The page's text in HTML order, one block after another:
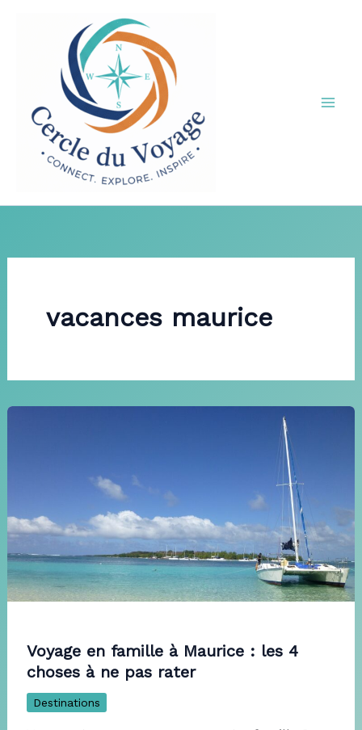
vacances maurice
Voyage en famille à Maurice : les 4
choses à ne pas rater
Destinations